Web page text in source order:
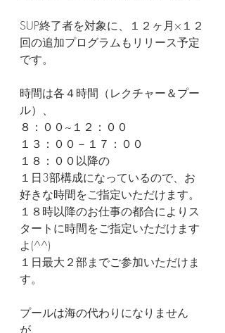
SUP終了者を対象に、１２ヶ月×１２
回の追加プログラムもリリース予定
です。
時間は各４時間（レクチャー＆プー
ル）、
８：００~１２：００
１３：００－１７：００
１８：００以降の
１日3部構成になっているので、お
好きな時間をご指定いただけます。
１８時以降のお仕事の都合によりス
タートに時間をご指定いただけます
よ(^^)
１日最大２部までご参加いただけま
す。
プールは海の代わりになりません
が、